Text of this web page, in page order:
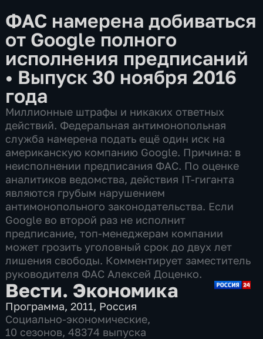
ФАС намерена добиваться
от Google полного
исполнения предписаний
• Выпуск 30 ноября 2016
года
Миллионные штрафы и никаких ответных
действий. Федеральная антимонопольная
служба намерена подать ещё один иск на
американскую компанию Google. Причина: в
неисполнении предписания ФАС. По оценке
аналитиков ведомства, действия IT-гиганта
являются грубым нарушением
антимонопольного законодательства. Если
Google во второй раз не исполнит
предписание, топ-менеджерам компании
может грозить уголовный срок до двух лет
лишения свободы. Комментирует заместитель
руководителя ФАС Алексей Доценко.
Вести. Экономика
Программа,2011, Россия
Социально-экономические,
10 сезонов, 48374 выпуска